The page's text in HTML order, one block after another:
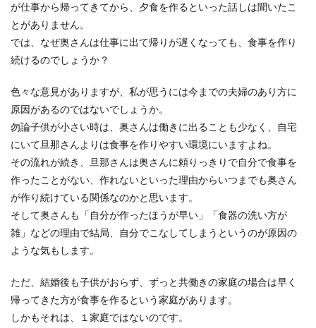
でしょうか...
が仕事から帰ってきてから、夕食を作るといった話しは聞いたこ
とがありません。
では、なぜ奥さんは仕事に出て帰りが遅くなっても、食事を作り
続けるのでしょうか？
色々な意見がありますが、私が思うには今までの夫婦のあり方に
原因があるのではないでしょうか。
勿論子供が小さい時は、奥さんは働きに出ることも少なく、自宅
にいて旦那さんよりは食事を作りやすい環境にいますよね。
その流れが続き、旦那さんは奥さんに頼りっきりで自分で食事を
作ったことがない、作れないといった理由からいつまでも奥さん
が作り続けている関係なのかと思います。
そして奥さんも「自分が作ったほうが早い」「食器の洗い方が
雑」などの理由で結局、自分でこなしてしまうというのが原因の
ような気もします。
ただ、結婚後も子供がおらず、ずっと共働きの家庭の場合は早く
帰ってきた方が食事を作るという家庭があります。
しかもそれは、１家庭ではないのです。